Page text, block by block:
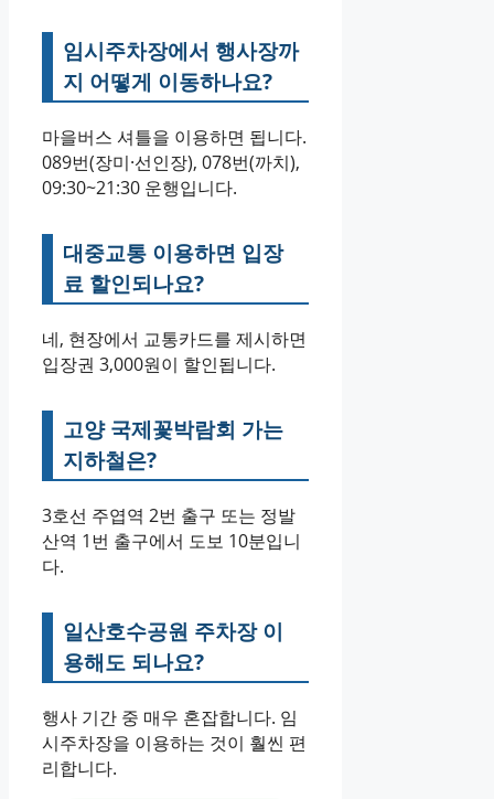
임시주차장에서 행사장까
지 어떻게 이동하나요?
마을버스 셔틀을 이용하면 됩니다.
089번(장미·선인장), 078번(까치),
09:30~21:30 운행입니다.
대중교통 이용하면 입장
료 할인되나요?
네, 현장에서 교통카드를 제시하면
입장권 3,000원이 할인됩니다.
고양 국제꽃박람회 가는
지하철은?
3호선 주엽역 2번 출구 또는 정발
산역 1번 출구에서 도보 10분입니
다.
일산호수공원 주차장 이
용해도 되나요?
행사 기간 중 매우 혼잡합니다. 임
시주차장을 이용하는 것이 훨씬 편
리합니다.